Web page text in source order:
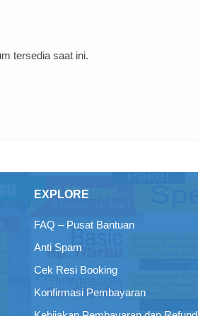
tersedia saat ini.
EXPLORE
FAQ – Pusat Bantuan
Anti Spam
Cek Resi Booking
Konfirmasi Pembayaran